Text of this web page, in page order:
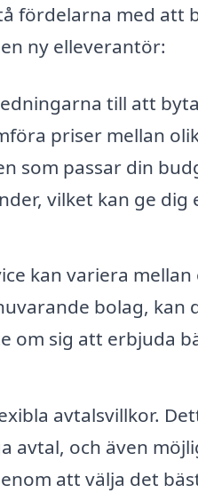
fördelarna med att
ny elleverantör:
till att
priser mellan
som passar din
vilket kan ge dig
kan variera
bolag, kan
om sig att erbjuda
avtalsvillkor.
avtal, och även
att välja det